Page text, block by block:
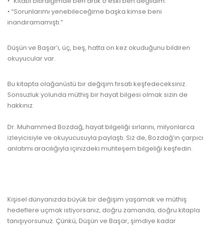
• “Sorunlarımı yenebileceğime başka kimse beni
inandıramamıştı.”
Düşün ve Başar’ı, üç, beş, hatta on kez okuduğunu bildiren
okuyucular var.
Bu kitapta olağanüstü bir değişim fırsatı keşfedeceksiniz.
Sonsuzluk yolunda müthiş birhayatbilgesi olmak sizin de
hakkınız.
Dr. Muhammed Bozdağ, hayatbilgeliği sırlarını, milyonlarca
izleyicisiyle ve okuyucusuyla paylaştı. Siz de, Bozdağ’ın çarpıcı
anlatımı aracılığıyla içinizdeki muhteşem bilgeliği keşfedin.
Kişisel dünyanızda büyük bir değişim yaşamak ve müthiş
hedeflere uçmak istiyorsanız, doğru zamanda, doğru kitapla
tanışıyorsunuz. Çünkü, Düşün ve Başar, şimdiye kadar